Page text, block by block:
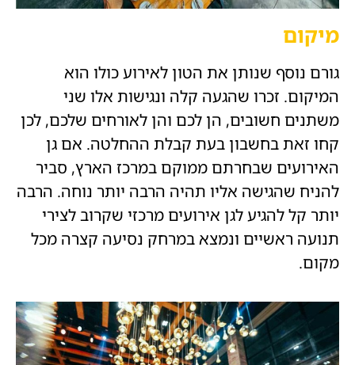
מיקום
גורם נוסף שנותן את הטון לאירוע כולו הוא
המיקום. זכרו שהגעה קלה ונגישות אלו שני
משתנים חשובים, הן לכם והן לאורחים שלכם, לכן
קחו זאת בחשבון בעת קבלת ההחלטה. אם גן
האירועים שבחרתם ממוקם במרכז הארץ, סביר
להניח שהגישה אליו תהיה הרבה יותר נוחה. הרבה
יותר קל להגיע לגן אירועים מרכזי שקרוב לצירי
תנועה ראשיים ונמצא במרחק נסיעה קצרה מכל
מקום.